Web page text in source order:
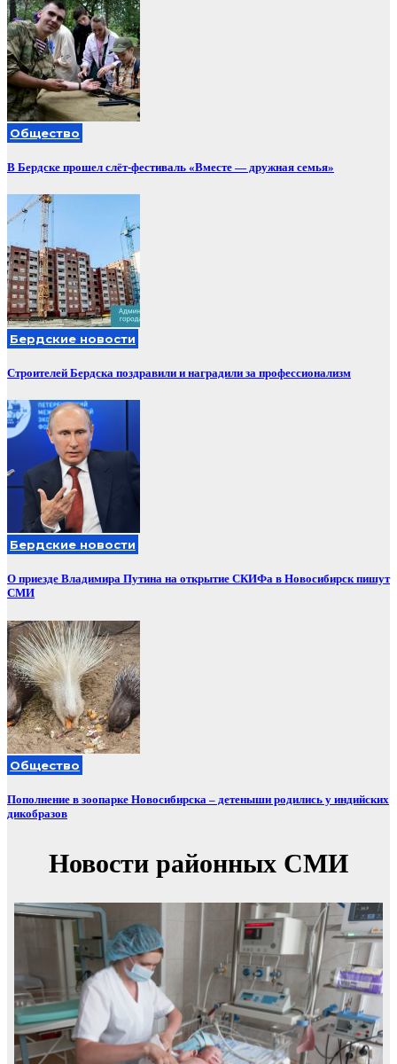
Общество
В Бердске прошел слёт-фестиваль «Вместе — дружная семья»
Бердские новости
Строителей Бердска поздравили и наградили за профессионализм
Бердские новости
О приезде Владимира Путина на открытие СКИФа в Новосибирск пишут
СМИ
Общество
Пополнение в зоопарке Новосибирска – детеныши родились у индийских
дикобразов